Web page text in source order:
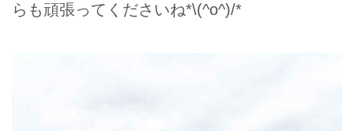
インサートはオデッセイと同じで
らも頑張ってくださいね*\(^o^)/*